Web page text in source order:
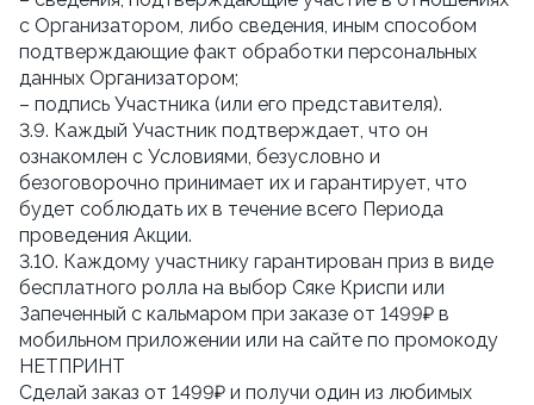
с Организатором, либо сведения, иным способом
подтверждающие факт обработки персональных
данных Организатором;
– подпись Участника (или его представителя).
3.9. Каждый Участник подтверждает, что он
ознакомлен с Условиями, безусловно и
безоговорочно принимает их и гарантирует, что
будет соблюдать их в течение всего Периода
проведения Акции.
3.10. Каждому участнику гарантирован приз в виде
бесплатного ролла на выбор Сяке Криспи или
Запеченный с кальмаром при заказе от 1499₽ в
мобильном приложении или на сайте по промокоду
НЕТПРИНТ
Сделай заказ от 1499₽ и получи один из любимых